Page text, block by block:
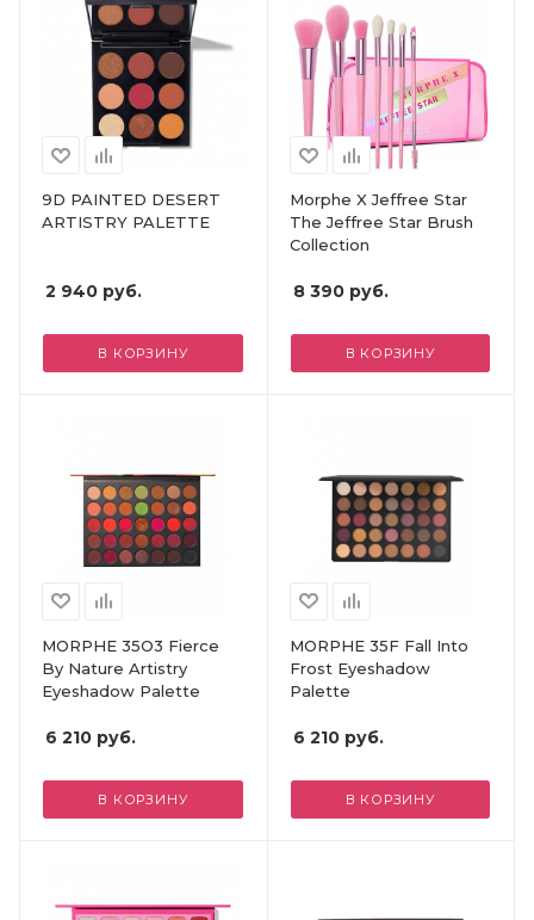
9D PAINTED DESERT
ARTISTRY PALETTE
2 940 руб.
В КОРЗИНУ
Morphe X Jeffree Star
The Jeffree Star Brush
Collection
8 390руб.
В КОРЗИНУ
MORPHE 35O3 Fierce
By Nature Artistry
Eyeshadow Palette
6 210 руб.
В КОРЗИНУ
MORPHE 35F Fall Into
Frost Eyeshadow
Palette
6 210руб.
В КОРЗИНУ